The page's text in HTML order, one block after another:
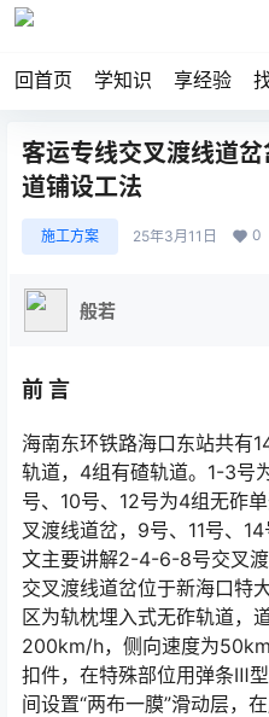
回首页 学知识 享经验
客运专线交叉渡线道
道铺设工法
施工方案 25年3月11日 0
般若
前 言
海南东环铁路海口东站共有
轨道，4组有碴轨道。1-3号
号、10号、12号为4组无砟
叉渡线道岔，9号、11号、
文主要讲解2-4-6-8号交叉
交叉渡线道岔位于新海口特
区为轨枕埋入式无砟轨道，
200km/h，侧向速度为
扣件，在特殊部位用弹条Ⅲ
间设置“两布一膜”滑动层，